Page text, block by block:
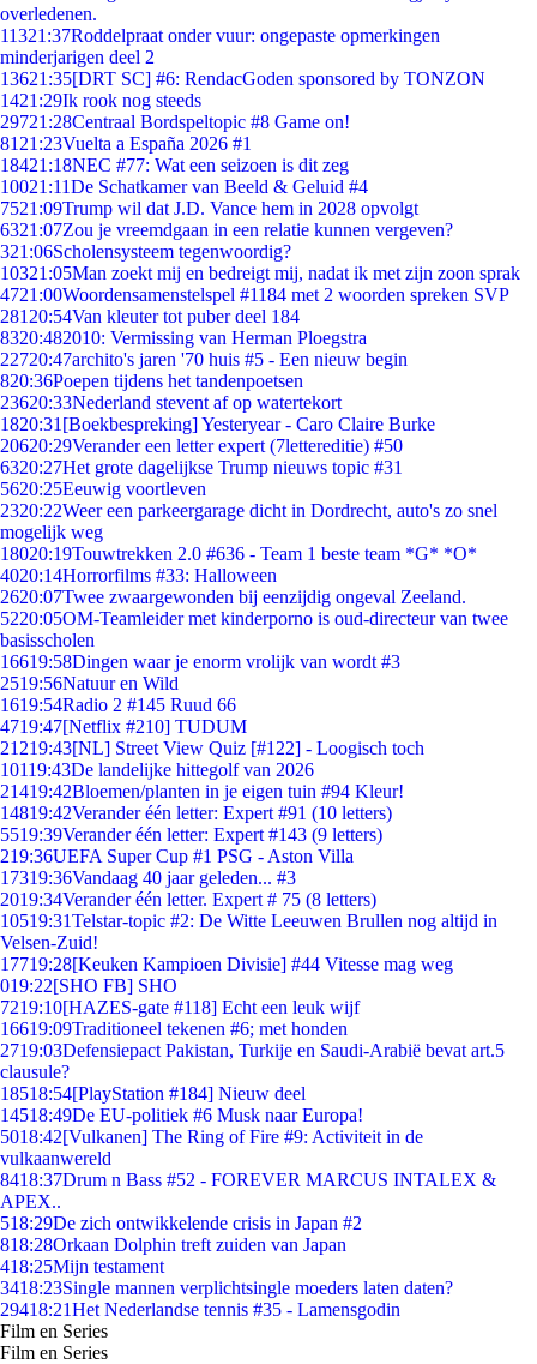
overledenen.
11321:37Roddelpraat onder vuur: ongepaste opmerkingen
minderjarigen deel 2
13621:35[DRT SC] #6: RendacGoden sponsored by TONZON
1421:29Ik rook nog steeds
29721:28Centraal Bordspeltopic #8 Game on!
81 21:23Vuelta a España 2026 #1
18421:18NEC #77: Wat een seizoen is dit zeg
10021:11De Schatkamer van Beeld & Geluid #4
7521:09Trump wil dat J.D. Vance hem in 2028 opvolgt
6321:07Zou je vreemdgaan in een relatie kunnen vergeven?
321:06Scholensysteem tegenwoordig?
10321:05Man zoekt mij en bedreigt mij, nadat ik met zijn zoon sprak
4721:00Woordensamenstelspel #1184 met 2 woorden spreken SVP
281 20:54Van kleuter tot puber deel 184
8320:482010: Vermissing van Herman Ploegstra
22720:47archito's jaren '70 huis #5 - Een nieuw begin
820:36Poepen tijdens het tandenpoetsen
23620:33Nederland stevent af op watertekort
1820:31 [Boekbespreking] Yesteryear - Caro Claire Burke
20620:29Verander een letter expert (7lettereditie) #50
6320:27Het grote dagelijkse Trump nieuws topic #31
5620:25Eeuwig voortleven
2320:22Weer een parkeergarage dicht in Dordrecht, auto's zo snel
mogelijk weg
18020:19Touwtrekken 2.0 #636 - Team 1 beste team *G* *O*
4020:14Horrorfilms #33: Halloween
2620:07Twee zwaargewonden bij eenzijdig ongeval Zeeland.
5220:05OM-Teamleider met kinderporno is oud-directeur van twee
basisscholen
16619:58Dingen waar je enorm vrolijk van wordt #3
2519:56Natuur en Wild
1619:54Radio 2 #145 Ruud 66
4719:47[Netflix #210] TUDUM
21219:43[NL] Street View Quiz [#122] - Loogisch toch
10119:43De landelijke hittegolf van 2026
21419:42Bloemen/planten in je eigen tuin #94 Kleur!
14819:42Verander één letter: Expert #91 (10 letters)
5519:39Verander één letter: Expert #143 (9 letters)
219:36UEFA Super Cup #1 PSG - Aston Villa
17319:36Vandaag 40 jaar geleden... #3
2019:34Verander één letter. Expert # 75 (8 letters)
10519:31Telstar-topic #2: De Witte Leeuwen Brullen nog altijd in
Velsen-Zuid!
17719:28[Keuken Kampioen Divisie] #44 Vitesse mag weg
019:22[SHO FB] SHO
7219:10[HAZES-gate #118] Echt een leuk wijf
16619:09Traditioneel tekenen #6; met honden
2719:03Defensiepact Pakistan, Turkije en Saudi-Arabië bevat art.5
clausule?
18518:54[PlayStation #184] Nieuw deel
14518:49De EU-politiek #6 Musk naar Europa!
5018:42[Vulkanen] The Ring of Fire #9: Activiteit in de
vulkaanwereld
8418:37Drum n Bass #52 - FOREVER MARCUS INTALEX &
APEX..
518:29De zich ontwikkelende crisis in Japan #2
818:28Orkaan Dolphin treft zuiden van Japan
418:25Mijn testament
3418:23Single mannen verplichtsingle moeders laten daten?
29418:21Het Nederlandse tennis #35 - Lamensgodin
Film en Series
Film en Series